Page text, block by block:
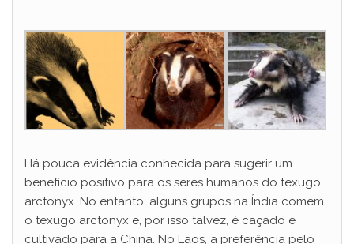
Há pouca evidência conhecida para sugerir um
benefício positivo para os seres humanos do texugo
arctonyx. No entanto, alguns grupos na Índia comem
o texugo arctonyx e, por isso talvez, é caçado e
cultivado para a China. No Laos, a preferência pelo